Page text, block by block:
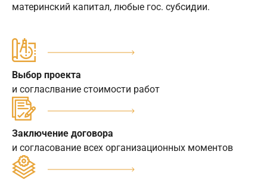
материнский капитал, любые гос. субсидии.
Выбор проекта
и согласлвание стоимости работ
Заключение договора
и согласование всех организационных моментов